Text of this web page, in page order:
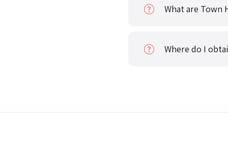
What are Town
Where do I